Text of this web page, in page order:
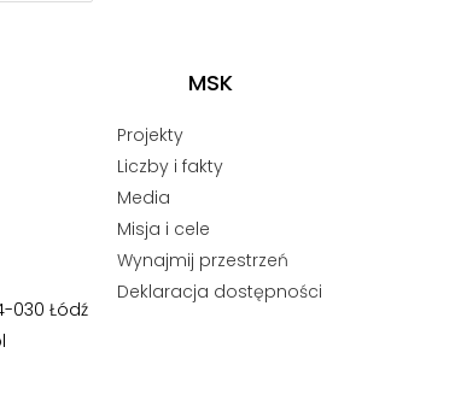
MSK
030 Łódź
Projekty
Liczby i fakty
Media
Misja i cele
Wynajmij przestrzeń
Deklaracja dostępności